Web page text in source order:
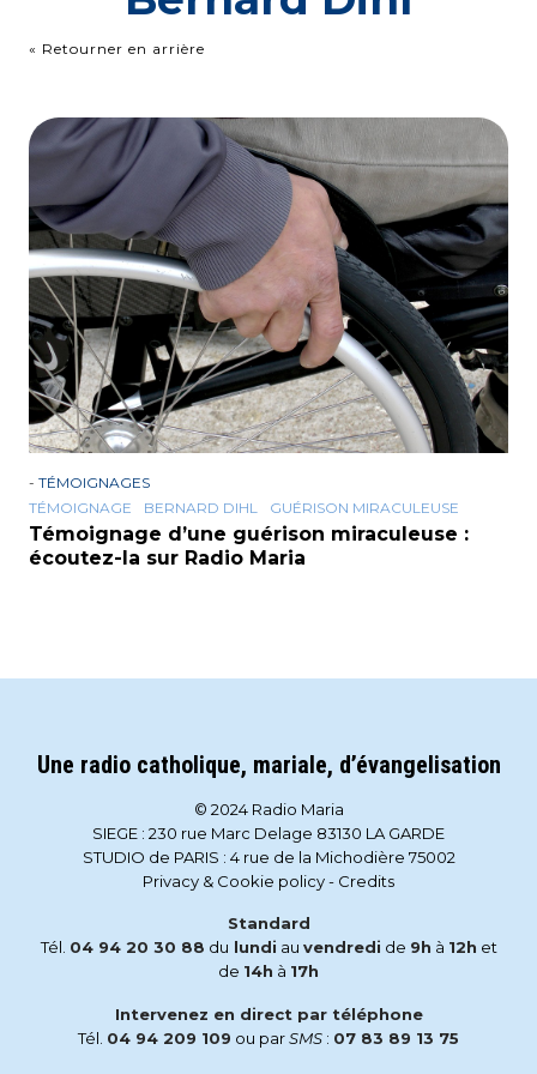
« Retourner en arrière
- TÉMOIGNAGES
TÉMOIGNAGE
BERNARD DIHL GUÉRISON MIRACULEUSE
Témoignage d’une guérison miraculeuse :
écoutez-la sur Radio Maria
Une radio catholique, mariale, d’évangelisation
© 2024 Radio Maria
SIEGE : 230 rue Marc Delage 83130 LA GARDE
STUDIO de PARIS : 4 rue de la Michodière 75002
Privacy & Cookie policy- Credits
Standard
Tél. 04 94 20 30 88 du lundi au vendredi de 9h à 12h et
de 14h à 17h
Intervenez en direct par téléphone
Tél. 04 94 209 109 ou parSMS : 07 83 89 13 75